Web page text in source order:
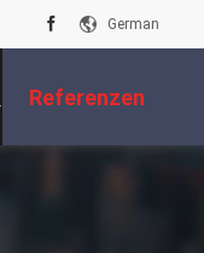
German
Referenzen